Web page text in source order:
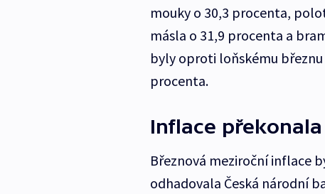
mouky o 30,3 procenta,
másla o 31,9 procenta a
byly oproti loňskému
procenta.
Inflace překonala
Březnová meziroční inflace
odhadovala Česká národní